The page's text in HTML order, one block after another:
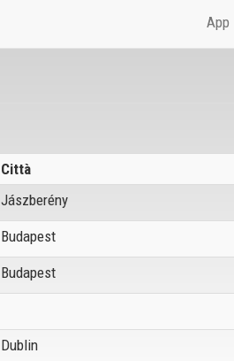
App
Città
Jászberény
Budapest
Budapest
Dublin